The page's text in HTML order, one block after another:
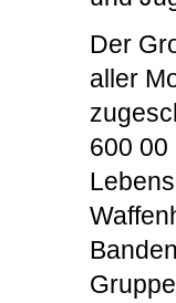
Der
aller
600 00